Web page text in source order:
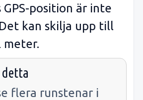
GPS-position är inte
kan skilja upp till
meter.
detta
flera runstenar i